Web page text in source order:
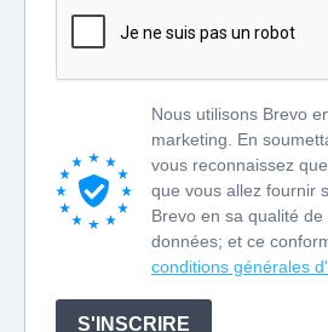
Nous utilisons Brevo
marketing. En
vous reconnaissez
que vous allez fournir
Brevo en sa qualité
données; et ce
conditions générales
S'INSCRIRE